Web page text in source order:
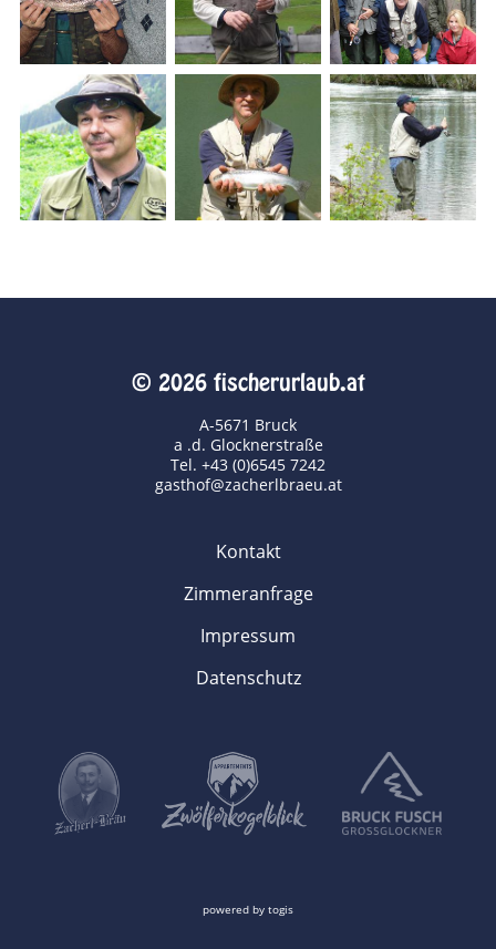
© 2026 fischerurlaub.at
A-5671 Bruck
a .d. Glocknerstraße
Tel. +43 (0)6545 7242
gasthof@zacherlbraeu.at
Kontakt
Zimmeranfrage
Impressum
Datenschutz
powered by togis